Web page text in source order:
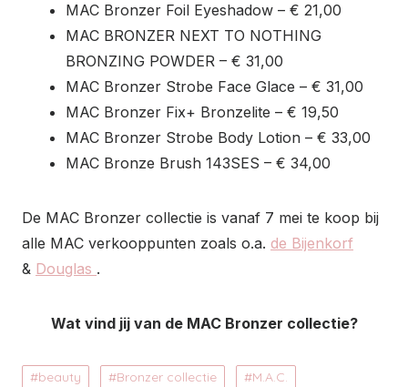
MAC Bronzer Foil Eyeshadow – € 21,00
MAC BRONZER NEXT TO NOTHING
BRONZING POWDER – € 31,00
MAC Bronzer Strobe Face Glace – € 31,00
MAC Bronzer Fix+ Bronzelite – € 19,50
MAC Bronzer Strobe Body Lotion – € 33,00
MAC Bronze Brush 143SES – € 34,00
De MAC Bronzer collectie is vanaf 7 mei te koop bij
alle MAC verkooppunten zoals o.a. de Bijenkorf
& Douglas .
Wat vind jij van de MAC Bronzer collectie?
beauty Bronzer collectie
M.A.C.